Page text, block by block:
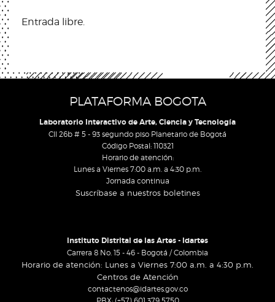
Entrada libre.
PLATAFORMA BOGOTA
Laboratorio Interactivo de Arte, Ciencia y Tecnología
Cll 26b # 5 - 93 segundo piso Planetario de Bogotá
Código Postal: 110321
Horario de atención:
Lunes a Viernes 7:00 a.m. a 4:30 p.m.
Jornada continua
Suscríbase a nuestros boletines
Instituto Distrital de las Artes - Idartes
Carrera 8 No. 15 - 46 - Bogotá / Colombia
Horario de atención: Lunes a Viernes 7:00 a.m. a 4:30 p.m.
Centros de Atención
contactenos@idartes.gov.co